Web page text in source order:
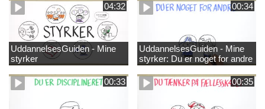
04:32
UddannelsesGuiden - Mine
styrker
00:34
UddannelsesGuiden - Mine
styrker: Du er noget for andre
00:33 00:35